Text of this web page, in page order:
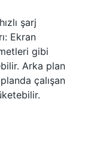
şarj
Ekran
gibi
Arka plan
çalışan